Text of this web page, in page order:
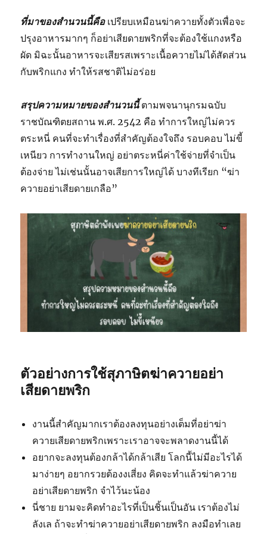
ที่มาของสำนวนนี้คือเปรียบเหมือนฆ่าควายทั้งตัวเพื่อจะ
ปรุงอาหารมากๆ ก็อย่าเสียดายพริกที่จะต้องใช้แกงหรือ
ผัด มิฉะนั้นอาหารจะเสียรสเพราะเนื้อควายไม่ได้สัดส่วน
กับพริกแกง ทำให้รสชาติไม่อร่อย
สรุปความหมายของสำนวนนี้ตามพจนานุกรมฉบับ
ราชบัณฑิตยสถาน พ.ศ. 2542 คือ ทำการใหญ่ไม่ควร
ตระหนี่ คนที่จะทำเรื่องที่สำคัญต้องใจถึง รอบคอบ ไม่ขี้
เหนียว การทำงานใหญ่ อย่าตระหนี่ค่าใช้จ่ายที่จำเป็น
ต้องจ่าย ไม่เช่นนั้นอาจเสียการใหญ่ได้ บางทีเรียก “ฆ่า
ควายอย่าเสียดายเกลือ”
ตัวอย่างการใช้สุภาษิตฆ่าควายอย่า
เสียดายพริก
งานนี้สำคัญมากเราต้องลงทุนอย่างเต็มที่อย่าฆ่า
ควายเสียดายพริกเพราะเราอาจจะพลาดงานนี้ได้
อยากจะลงทุนต้องกล้าได้กล้าเสีย โลกนี้ไม่มีอะไรได้
มาง่ายๆ อยากรวยต้องงเสี่ยง คิดจะทำแล้วฆ่าควาย
อย่าเสียดายพริก จำไว้นะน้อง
นี่ชาย ยามจะคิดทำอะไรที่เป็นชิ้นเป็นอัน เราต้องไม่
ลังเล ถ้าจะทำฆ่าควายอย่าเสียดายพริก ลงมือทำเลย